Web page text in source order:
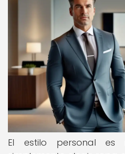
El estilo personal es